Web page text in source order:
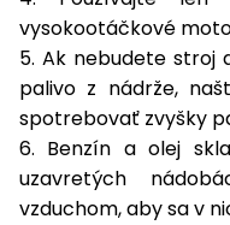
vysokootáčkové
5. Ak nebudete stroj
palivo z nádrže,
spotrebovať zvyšky
6. Benzín a olej
uzavretých
vzduchom, aby sa v